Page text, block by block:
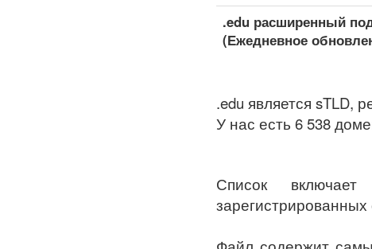
.edu расширенный
(Ежедневное
.edu является sTLD,
У нас есть 6 538
Список